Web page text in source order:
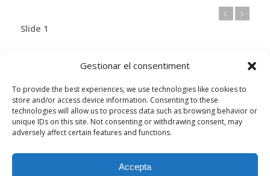
Gestionar el consentiment
To provide the best experiences, we use technologies like cookies to
store and/or access device information. Consenting to these
technologies will allow us to process data such as browsing behavior or
unique IDs on this site. Not consenting or withdrawing consent, may
adversely affect certain features and functions.
Accepta
Slide 1
Projecte finançat per